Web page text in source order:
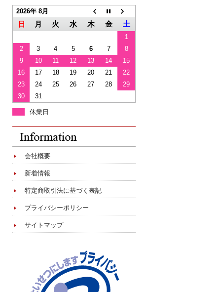
2026年 8月
日 月 火 水 木 金 土
1
2
3 4 5 6 7
8
9
10 11 12 13 14
15
16
17 18 19 20 21
22
23
24 25 26 27 28
29
30
31
休業日
会社概要
新着情報
特定商取引法に基づく表記
プライバシーポリシー
サイトマップ